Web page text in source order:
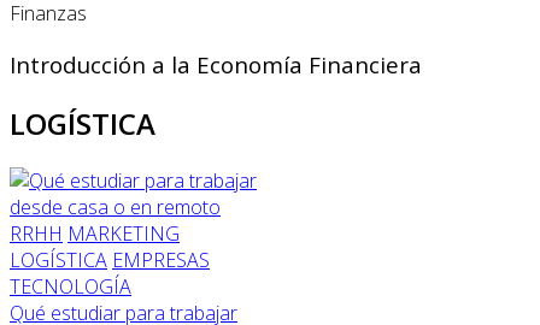
Finanzas
Introducción a la Economía Financiera
LOGÍSTICA
RRHH MARKETING
LOGÍSTICA EMPRESAS
TECNOLOGÍA
Qué estudiar para trabajar